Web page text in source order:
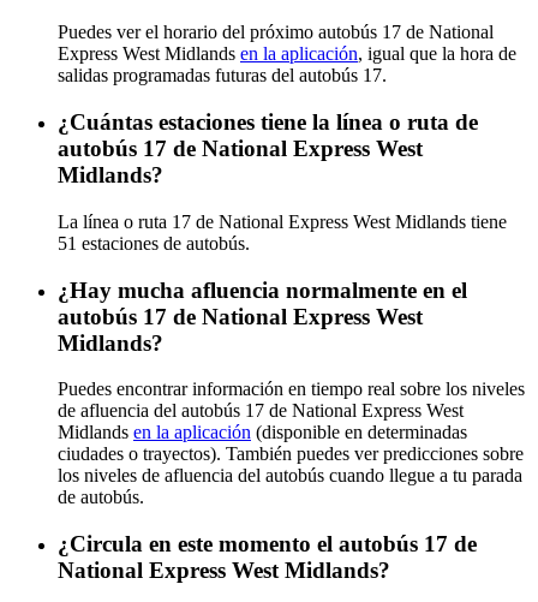
Puedes ver el horario del próximo autobús 17 de National
Express West Midlands en la aplicación, igual que la hora de
salidas programadas futuras del autobús 17.
¿Cuántas estaciones tiene la línea o ruta de
autobús 17 de National Express West
Midlands?
La línea o ruta 17 de National Express West Midlands tiene
51 estaciones de autobús.
¿Hay mucha afluencia normalmente en el
autobús 17 de National Express West
Midlands?
Puedes encontrar información en tiempo real sobre los niveles
de afluencia del autobús 17 de National Express West
Midlands en la aplicación (disponible en determinadas
ciudades o trayectos). También puedes ver predicciones sobre
los niveles de afluencia del autobús cuando llegue a tu parada
de autobús.
¿Circula en este momento el autobús 17 de
National Express West Midlands?